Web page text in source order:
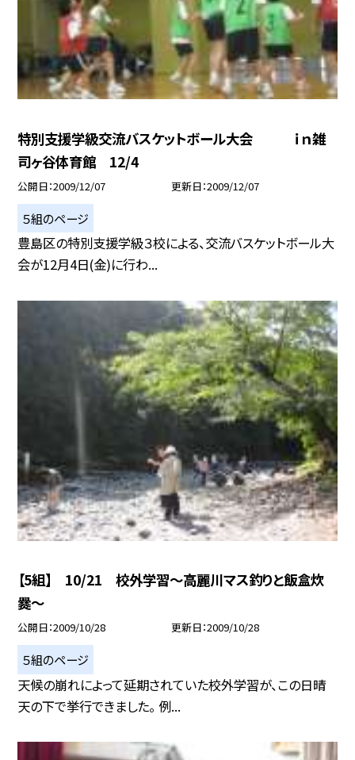
特別支援学級交流バスケットボール大会 ｉｎ雑
司ヶ谷体育館 12/4
公開日 2009/12/07 更新日 2009/12/07
５組のページ
豊島区の特別支援学級３校による、交流バスケットボール大
会が12月4日(金)に行わ...
【5組】 10/21 校外学習〜高麗川マス釣りと飯盒炊
爨〜
公開日 2009/10/28 更新日 2009/10/28
５組のページ
天候の崩れによって延期されていた校外学習が、この日晴
天の下で挙行できました。 例...